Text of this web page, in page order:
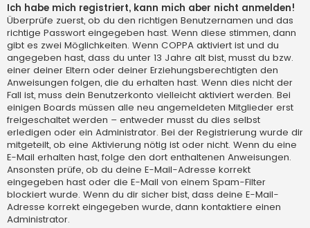
Ich habe mich registriert, kann mich aber nicht anmelden!
Überprüfe zuerst, ob du den richtigen Benutzernamen und das
richtige Passwort eingegeben hast. Wenn diese stimmen, dann
gibt es zwei Möglichkeiten. Wenn COPPA aktiviert ist und du
angegeben hast, dass du unter 13 Jahre alt bist, musst du bzw.
einer deiner Eltern oder deiner Erziehungsberechtigten den
Anweisungen folgen, die du erhalten hast. Wenn dies nicht der
Fall ist, muss dein Benutzerkonto vielleicht aktiviert werden. Bei
einigen Boards müssen alle neu angemeldeten Mitglieder erst
freigeschaltet werden – entweder musst du dies selbst
erledigen oder ein Administrator. Bei der Registrierung wurde dir
mitgeteilt, ob eine Aktivierung nötig ist oder nicht. Wenn du eine
E-Mail erhalten hast, folge den dort enthaltenen Anweisungen.
Ansonsten prüfe, ob du deine E-Mail-Adresse korrekt
eingegeben hast oder die E-Mail von einem Spam-Filter
blockiert wurde. Wenn du dir sicher bist, dass deine E-Mail-
Adresse korrekt eingegeben wurde, dann kontaktiere einen
Administrator.